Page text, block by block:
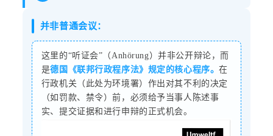
并非普通会议：
这里的“听证会”（Anhörung）并非公开辩论，而
是德国《联邦行政程序法》规定的核心程序。在
行政机关（此处为环境署）作出对其不利的决定
（如罚款、禁令）前，必须给予当事人陈述事
实、提交证据和进行申辩的正式机会。